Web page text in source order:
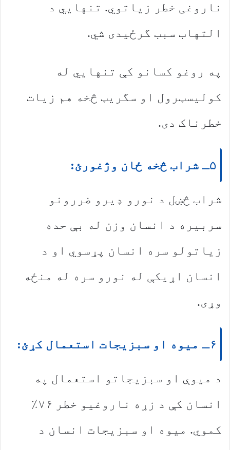
ناروغی خطر زیاتوي. تنهایي د
التهاب سبب گرځیدی شي.
په روغو کسانو کې تنهايي له
کولیسټرول او سگریټ څخه هم زیات
خطرناک دی.
۵ـ شراب څخه ځان وژغورئ:
شراب څښل د نورو ډیرو ضررونو
سربیره د انسان وزن له بې حده
زیاتولو سره انسان پړسوي او د
انسان اړیکې له نورو سره له منځه
وړی.
۶ـ میوه او سبزیجات استعمال کړئ:
د میوې او سبزیجاتو استعمال په
انسان کې د زړه ناروغیو خطر ۷۶٪
کموي. میوه او سبزیجات انسان د